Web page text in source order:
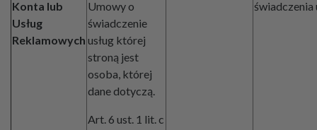
Konta lub
Usług
Reklamowych
Umowy o
świadczenie
usług której
stroną jest
osoba, której
dane dotyczą.
Art. 6 ust. 1 lit. c
świadczenia